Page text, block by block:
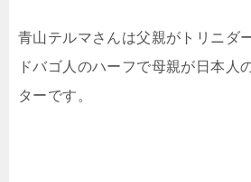
青山テルマさんは父親がトリニダ
ドバゴ人のハーフで母親が日本人
ターです。